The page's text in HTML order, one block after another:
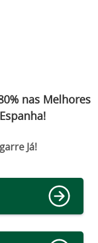
nas Melhores
Já!